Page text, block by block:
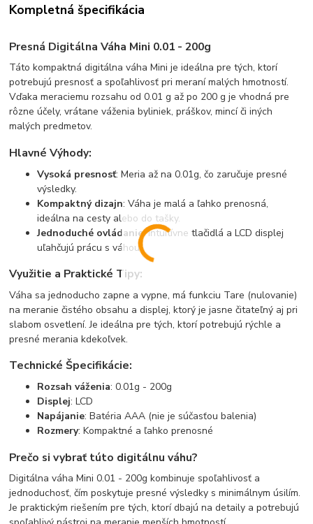
Kompletná špecifikácia
Presná Digitálna Váha Mini 0.01 - 200g
Táto kompaktná digitálna váha Mini je ideálna pre tých, ktorí
potrebujú presnosť a spoľahlivosť pri meraní malých hmotností.
Vďaka meraciemu rozsahu od 0.01 g až po 200 g je vhodná pre
rôzne účely, vrátane váženia byliniek, práškov, mincí či iných
malých predmetov.
Hlavné Výhody:
Vysoká presnosť: Meria až na 0.01g, čo zaručuje presné
výsledky.
Kompaktný dizajn: Váha je malá a ľahko prenosná,
ideálna na cesty alebo do tašky.
Jednoduché ovládanie: Intuitívne tlačidlá a LCD displej
uľahčujú prácu s váhou.
Využitie a Praktické Tipy:
Váha sa jednoducho zapne a vypne, má funkciu Tare (nulovanie)
na meranie čistého obsahu a displej, ktorý je jasne čitateľný aj pri
slabom osvetlení. Je ideálna pre tých, ktorí potrebujú rýchle a
presné merania kdekoľvek.
Technické Špecifikácie:
Rozsah váženia: 0.01g - 200g
Displej: LCD
Napájanie: Batéria AAA (nie je súčasťou balenia)
Rozmery: Kompaktné a ľahko prenosné
Prečo si vybrať túto digitálnu váhu?
Digitálna váha Mini 0.01 - 200g kombinuje spoľahlivosť a
jednoduchosť, čím poskytuje presné výsledky s minimálnym úsilím.
Je praktickým riešením pre tých, ktorí dbajú na detaily a potrebujú